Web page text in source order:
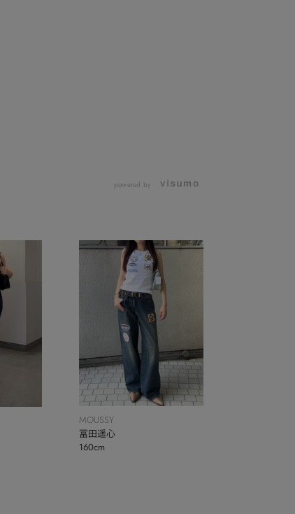
powered by
MOUSSY
冨田遥心
160cm